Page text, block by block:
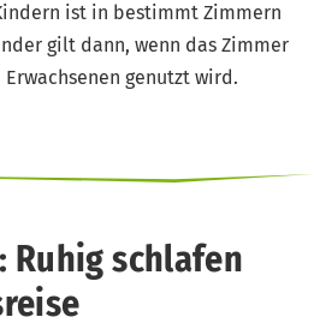
ist in bestimmt Zimmern
gilt dann, wenn das Zimmer
genutzt wird.
Ruhig schlafen